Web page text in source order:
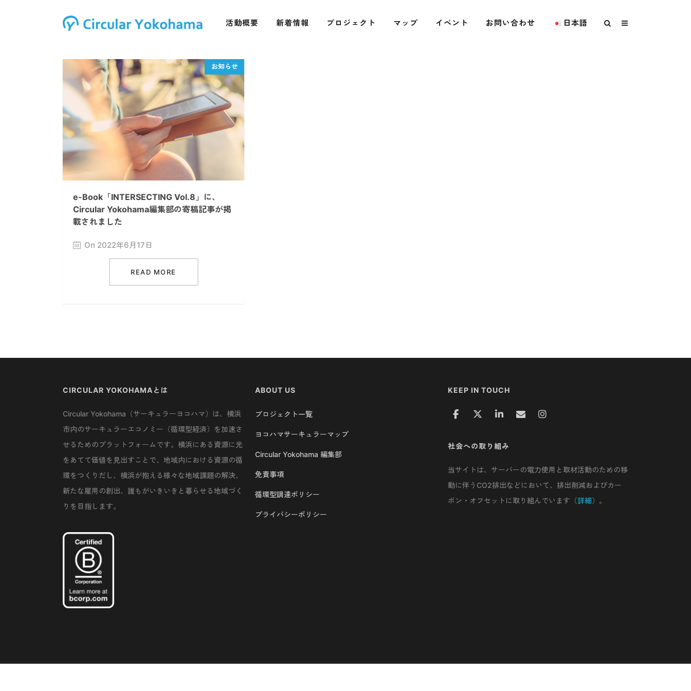
活動概要 新着情報 プロジェクト マップ イベント お問い合わせ 日本語
e-Book「INTERSECTING Vol.8」に、
Circular Yokohama編集部の寄稿記事が掲
載されました
On 2022年6月17日
READ MORE
CIRCULAR YOKOHAMAとは
Circular Yokohama（サーキュラーヨコハマ）は、横浜
市内のサーキュラーエコノミー（循環型経済）を加速さ
せるためのプラットフォームです。横浜にある資源に光
をあてて価値を見出すことで、地域内における資源の循
環をつくりだし、横浜が抱える様々な地域課題の解決、
新たな雇用の創出、誰もがいきいきと暮らせる地域づく
りを目指します。
ABOUT US
プロジェクト一覧
ヨコハマサーキュラーマップ
Circular Yokohama 編集部
免責事項
循環型調達ポリシー
プライバシーポリシー
KEEP IN TOUCH
社会への取り組み
当サイトは、サーバーの電力使用と取材活動のための移
動に伴うCO2排出などにおいて、排出削減およびカー
ボン・オフセットに取り組んでいます（詳細）。